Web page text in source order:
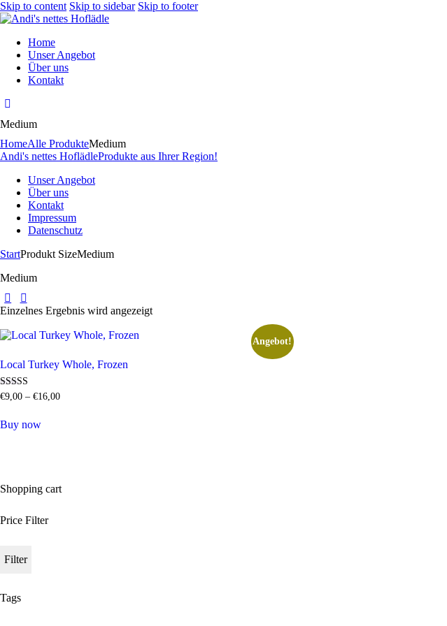
Skip to content Skip to sidebar Skip to footer
Home
Unser Angebot
Über uns
Kontakt
Medium
HomeAlle ProdukteMedium
Andi's nettes HoflädleProdukte aus Ihrer Region!
Unser Angebot
Über uns
Kontakt
Impressum
Datenschutz
StartProdukt SizeMedium
Medium
Einzelnes Ergebnis wird angezeigt
Angebot!
Local Turkey Whole, Frozen
Bewertet mit
5.00
€9 00 – €16 00
Buy now
Shopping cart
Price Filter
Filter
Tags